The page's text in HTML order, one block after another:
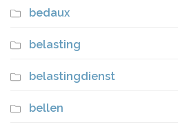
bedaux
belasting
belastingdienst
bellen